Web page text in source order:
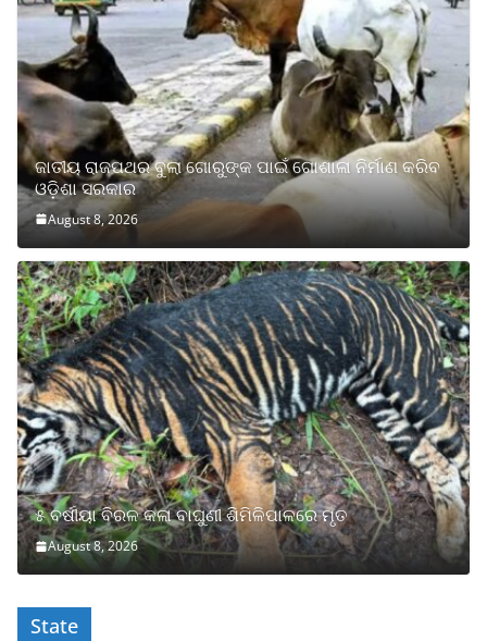
ଜାତୀୟ ରାଜପଥର ବୁଲା ଗୋରୁଙ୍କ ପାଇଁ ଗୋଶାଳା ନିର୍ମାଣ କରିବ
ଓଡ଼ିଶା ସରକାର
August 8, 2026
୫ ବର୍ଷୀୟା ବିରଳ କଳା ବାଘୁଣୀ ଶିମିଳିପାଳରେ ମୃତ
August 8, 2026
State